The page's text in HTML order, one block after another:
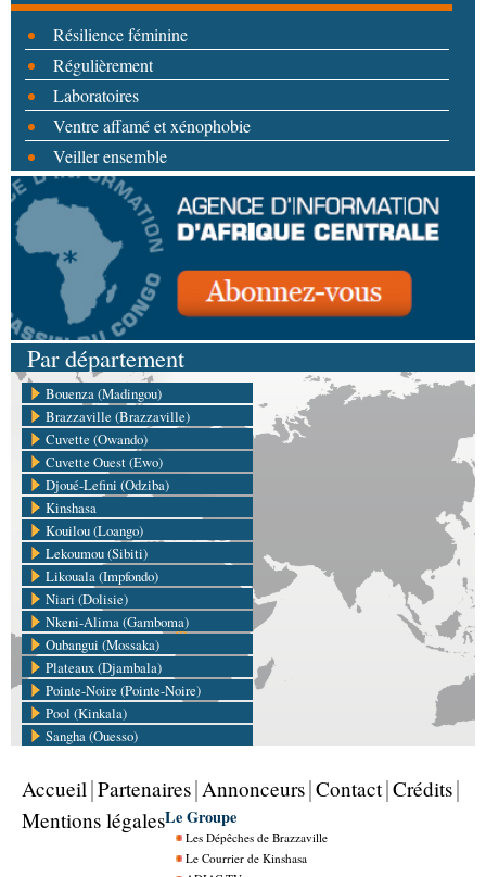
Résilience féminine
Régulièrement
Laboratoires
Ventre affamé et xénophobie
Veiller ensemble
Par département
Bouenza (Madingou)
Brazzaville (Brazzaville)
Cuvette (Owando)
Cuvette Ouest (Ewo)
Djoué-Lefini (Odziba)
Kinshasa
Kouilou (Loango)
Lekoumou (Sibiti)
Likouala (Impfondo)
Niari (Dolisie)
Nkeni-Alima (Gamboma)
Oubangui (Mossaka)
Plateaux (Djambala)
Pointe-Noire (Pointe-Noire)
Pool (Kinkala)
Sangha (Ouesso)
Accueil Partenaires Annonceurs Contact Crédits
Mentions légalesLe Groupe
Les Dépêches de Brazzaville
Le Courrier de Kinshasa